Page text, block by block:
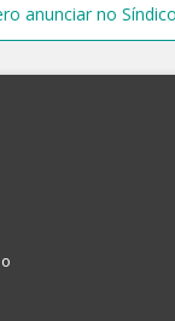
anunciar no